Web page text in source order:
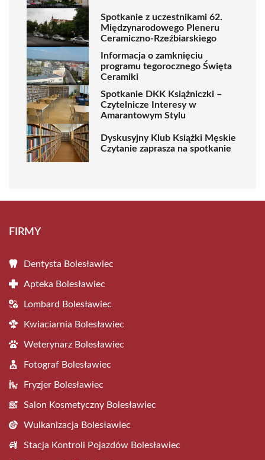
Spotkanie z uczestnikami 62.
Międzynarodowego Pleneru
Ceramiczno-Rzeźbiarskiego
Informacja o zamknięciu
programu tegorocznego Święta
Ceramiki
Spotkanie DKK Książniczki –
Czytelnicze Interesy w
Amarantowym Stylu
Dyskusyjny Klub Książki Męskie
Czytanie zaprasza na spotkanie
FIRMY
Dentysta Bolesławiec
Apteka Bolesławiec
Lombard Bolesławiec
Kwiaciarnia Bolesławiec
Weterynarz Bolesławiec
Fotograf Bolesławiec
Fryzjer Bolesławiec
Salon Kosmetyczny Bolesławiec
Wulkanizacja Bolesławiec
Stacja Kontroli Pojazdów Bolesławiec